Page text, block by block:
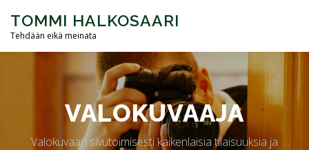
sisältöön
TOMMI HALKOSAARI
Tehdään eikä meinata
KUNTA- JA ALUEVAALIT 2025
OTA YHTEYTTÄ
VALOKUVAAJA
Valokuvaan sivutoimisesti kaikenlaisia tilaisuuksia ja